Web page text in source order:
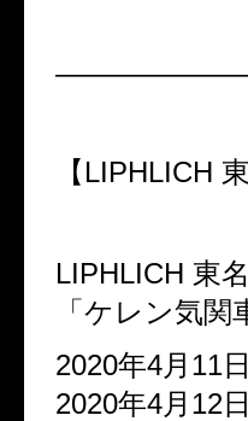
【LIPHLICH
LIPHLICH 東
「ケレン気関
2020年4月11
2020年4月12